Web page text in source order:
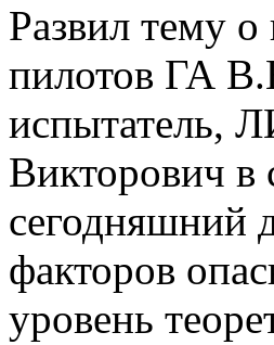
Развил тему
пилотов ГА
испытатель,
Викторович в
сегодняшний
факторов
уровень